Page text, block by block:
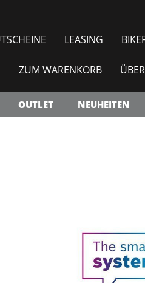
LEASING
ZUM WARENKORB
OUTLET NEUHEITEN